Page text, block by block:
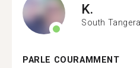
K.
South
PARLE COURAMMENT